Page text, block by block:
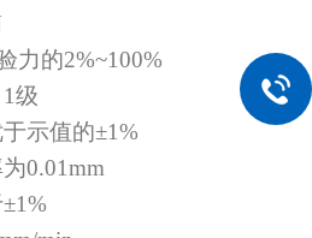
力的2%~100%
1级
示值的±1%
0.01mm
±1%